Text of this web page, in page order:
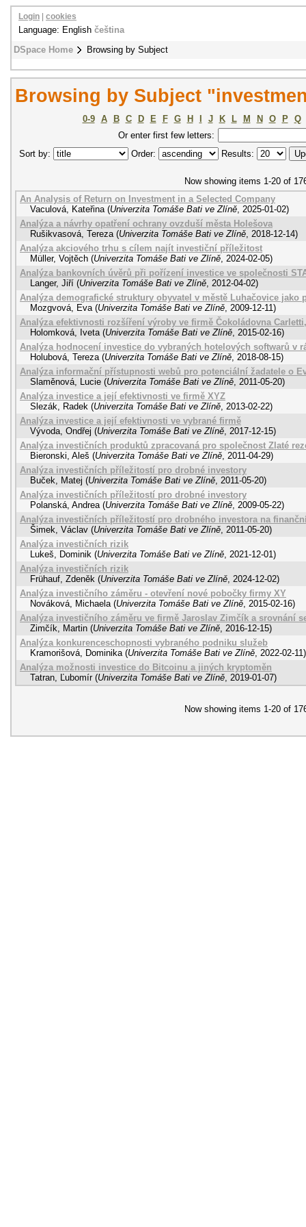
DSpace Home Browsing by Subject
Login cookies
Language: English čeština
Browsing by Subject
0-9 A B C D E F G H J K L M N O P
Q
Or enter first few letters:
Sort by:
Order: Results:
Now showing items 1-20 of
An Analysis of Return on Investment in a Selected Company
Vaculová, Kateřina (Univerzita Tomáše Bati ve Zlíně, 2025-01-02)
Analýza a návrhy opatření ochrany ovzduší města Holešova
Rušikvasová, Tereza (Univerzita Tomáše Bati ve Zlíně, 2018-12-14)
Analýza akciového trhu s cílem najít investiční příležitost
Müller, Vojtěch (Univerzita Tomáše Bati ve Zlíně, 2024-02-05)
Analýza bankovních úvěrů při pořízení investice ve společnosti
Langer, Jiří (Univerzita Tomáše Bati ve Zlíně, 2012-04-02)
Analýza demografické struktury obyvatel v městě Luhačovice
Mozgvová, Eva (Univerzita Tomáše Bati ve Zlíně, 2009-12-11)
Analýza efektivnosti rozšíření výroby ve firmě Čokoládovna
Holomková, Iveta (Univerzita Tomáše Bati ve Zlíně, 2015-02-16)
Analýza hodnocení investice do vybraných hotelových softwarů v
Holubová, Tereza (Univerzita Tomáše Bati ve Zlíně, 2018-08-15)
Analýza informační přístupnosti webů pro potenciální žadatele o
Slaměnová, Lucie (Univerzita Tomáše Bati ve Zlíně, 2011-05-20)
Analýza investice a její efektivnosti ve firmě XYZ
Slezák, Radek (Univerzita Tomáše Bati ve Zlíně, 2013-02-22)
Analýza investice a její efektivnosti ve vybrané firmě
Vývoda, Ondřej (Univerzita Tomáše Bati ve Zlíně, 2017-12-15)
Analýza investičních produktů zpracovaná pro společnost Zlaté
Bieronski, Aleš (Univerzita Tomáše Bati ve Zlíně, 2011-04-29)
Analýza investičních příležitostí pro drobné investory
Buček, Matej (Univerzita Tomáše Bati ve Zlíně, 2011-05-20)
Analýza investičních příležitostí pro drobné investory
Polanská, Andrea (Univerzita Tomáše Bati ve Zlíně, 2009-05-22)
Analýza investičních příležitostí pro drobného investora na
Šimek, Václav (Univerzita Tomáše Bati ve Zlíně, 2011-05-20)
Analýza investičních rizik
Lukeš, Dominik (Univerzita Tomáše Bati ve Zlíně, 2021-12-01)
Analýza investičních rizik
Frühauf, Zdeněk (Univerzita Tomáše Bati ve Zlíně, 2024-12-02)
Analýza investičního záměru - otevření nové pobočky firmy XY
Nováková, Michaela (Univerzita Tomáše Bati ve Zlíně, 2015-02-16)
Analýza investičního záměru ve firmě Jaroslav Zimčík a srovnání
Zimčík, Martin (Univerzita Tomáše Bati ve Zlíně, 2016-12-15)
Analýza konkurenceschopnosti vybraného podniku služeb
Kramorišová, Dominika (Univerzita Tomáše Bati ve Zlíně, 2022-02-11)
Analýza možnosti investice do Bitcoinu a jiných kryptoměn
Tatran, Ľubomír (Univerzita Tomáše Bati ve Zlíně, 2019-01-07)
Now showing items 1-20 of